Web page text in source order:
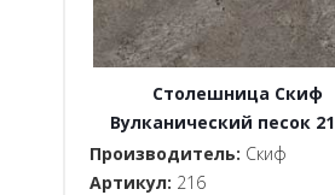
Столешница Скиф
Вулканический песок
16x600x3000
Производитель: Скиф
Артикул: 216